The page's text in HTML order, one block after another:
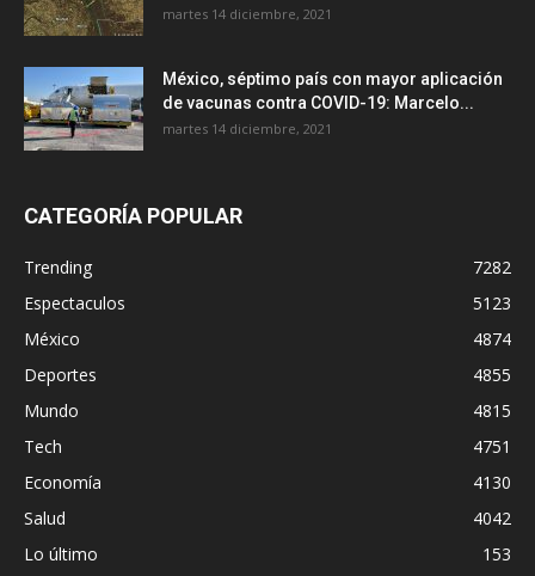
martes 14 diciembre, 2021
México, séptimo país con mayor aplicación
de vacunas contra COVID-19: Marcelo...
martes 14 diciembre, 2021
CATEGORÍA POPULAR
Trending
7282
Espectaculos
5123
México
4874
Deportes
4855
Mundo
4815
Tech
4751
Economía
4130
Salud
4042
Lo último
153